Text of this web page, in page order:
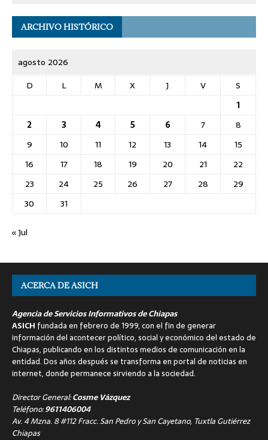
ARCHIVO HISTÓRICO
agosto 2026
D
L M X J V
S
1
2
3 4 5 6 7
8
9
10 11 12 13 14
15
16
17 18 19 20 21
22
23
24 25 26 27 28
29
30
31
« Jul
ACERCA DE ASICH
Agencia de Servicios Informativos de Chiapas
ASICH fundada en febrero de 1999, con el fin de generar
información del acontecer político, social y económico del estado de
Chiapas, publicando en los distintos medios de comunicación en la
entidad. Dos años después se transforma en portal de noticias en
internet, donde permanece sirviendo a la sociedad.
Director General:Cosme Vázquez
Teléfono:9611406004
Av. 4 Mzna. 8 #112 Fracc. San Pedro y San Cayetano, Tuxtla Gutiérrez
Chiapas